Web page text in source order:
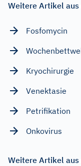
Weitere Artikel aus
Fosfomycin
Kryochirurgie
Venektasie
Petrifikation
Onkovirus
Weitere Artikel aus